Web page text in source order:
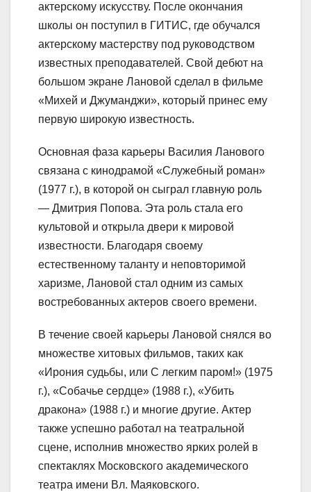
актерскому искусству. После окончания
школы он поступил в ГИТИС, где обучался
актерскому мастерству под руководством
известных преподавателей. Свой дебют на
большом экране Лановой сделал в фильме
«Михей и Джуманджи», который принес ему
первую широкую известность.
Основная фаза карьеры Василия Ланового
связана с кинодрамой «Служебный роман»
(1977 г.), в которой он сыграл главную роль
— Дмитрия Попова. Эта роль стала его
культовой и открыла двери к мировой
известности. Благодаря своему
естественному таланту и неповторимой
харизме, Лановой стал одним из самых
востребованных актеров своего времени.
В течение своей карьеры Лановой снялся во
множестве хитовых фильмов, таких как
«Ирония судьбы, или С легким паром!» (1975
г.), «Собачье сердце» (1988 г.), «Убить
дракона» (1988 г.) и многие другие. Актер
также успешно работал на театральной
сцене, исполнив множество ярких ролей в
спектаклях Московского академического
театра имени Вл. Маяковского.